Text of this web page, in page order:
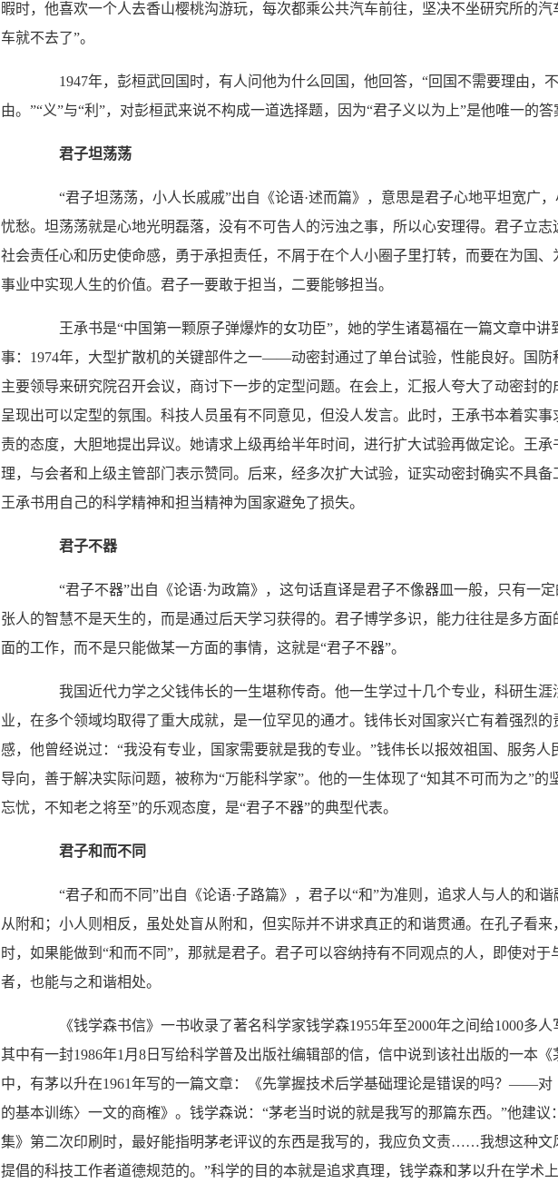
暇时，他喜欢一个人去香山樱桃沟游玩，每次都乘公共汽车前往，坚决不坐研究所的汽
车就不去了”。
1947年，彭桓武回国时，有人问他为什么回国，他回答，“回国不需要理由，
由。”“义”与“利”，对彭桓武来说不构成一道选择题，因为“君子义以为上”是他唯一的答
君子坦荡荡
“君子坦荡荡，小人长戚戚”出自《论语·述而篇》，意思是君子心地平坦宽广，
忧愁。坦荡荡就是心地光明磊落，没有不可告人的污浊之事，所以心安理得。君子立志
社会责任心和历史使命感，勇于承担责任，不屑于在个人小圈子里打转，而要在为国、
事业中实现人生的价值。君子一要敢于担当，二要能够担当。
王承书是“中国第一颗原子弹爆炸的女功臣”，她的学生诸葛福在一篇文章中讲
事：1974年，大型扩散机的关键部件之一——动密封通过了单台试验，性能良好。国防
主要领导来研究院召开会议，商讨下一步的定型问题。在会上，汇报人夸大了动密封的
呈现出可以定型的氛围。科技人员虽有不同意见，但没人发言。此时，王承书本着实事
责的态度，大胆地提出异议。她请求上级再给半年时间，进行扩大试验再做定论。王承
理，与会者和上级主管部门表示赞同。后来，经多次扩大试验，证实动密封确实不具备
王承书用自己的科学精神和担当精神为国家避免了损失。
君子不器
“君子不器”出自《论语·为政篇》，这句话直译是君子不像器皿一般，只有一定
张人的智慧不是天生的，而是通过后天学习获得的。君子博学多识，能力往往是多方面
面的工作，而不是只能做某一方面的事情，这就是“君子不器”。
我国近代力学之父钱伟长的一生堪称传奇。他一生学过十几个专业，科研生涯
业，在多个领域均取得了重大成就，是一位罕见的通才。钱伟长对国家兴亡有着强烈的
感，他曾经说过：“我没有专业，国家需要就是我的专业。”钱伟长以报效祖国、服务人
导向，善于解决实际问题，被称为“万能科学家”。他的一生体现了“知其不可而为之”的
忘忧，不知老之将至”的乐观态度，是“君子不器”的典型代表。
君子和而不同
“君子和而不同”出自《论语·子路篇》，君子以“和”为准则，追求人与人的和谐
从附和；小人则相反，虽处处盲从附和，但实际并不讲求真正的和谐贯通。在孔子看来
时，如果能做到“和而不同”，那就是君子。君子可以容纳持有不同观点的人，即使对于
者，也能与之和谐相处。
《钱学森书信》一书收录了著名科学家钱学森1955年至2000年之间给1000多人
其中有一封1986年1月8日写给科学普及出版社编辑部的信，信中说到该社出版的一本《
中，有茅以升在1961年写的一篇文章：《先掌握技术后学基础理论是错误的吗？——对
的基本训练〉一文的商榷》。钱学森说：“茅老当时说的就是我写的那篇东西。”他建议
集》第二次印刷时，最好能指明茅老评议的东西是我写的，我应负文责……我想这种文
提倡的科技工作者道德规范的。”科学的目的本就是追求真理，钱学森和茅以升在学术